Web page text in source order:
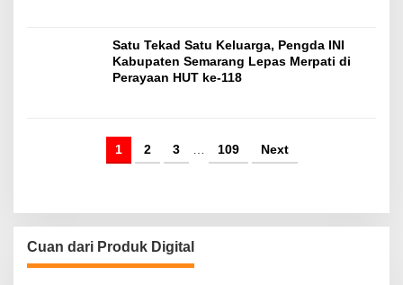
Satu Tekad Satu Keluarga, Pengda INI
Kabupaten Semarang Lepas Merpati di
Perayaan HUT ke-118
1 2 3 … 109 Next
Cuan dari Produk Digital